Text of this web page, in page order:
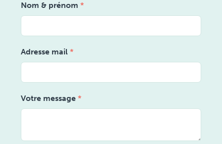
Nom & prénom *
Adresse mail *
Votre message *